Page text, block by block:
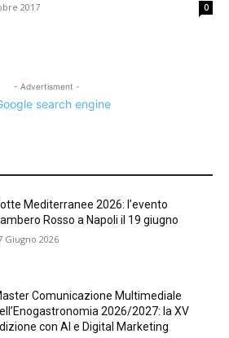
2017 0
- Advertisment -
Mediterranee 2026: l’evento
Rosso a Napoli il 19 giugno
Giugno 2026
Comunicazione Multimediale
2026/2027: la XV
con AI e Digital Marketing